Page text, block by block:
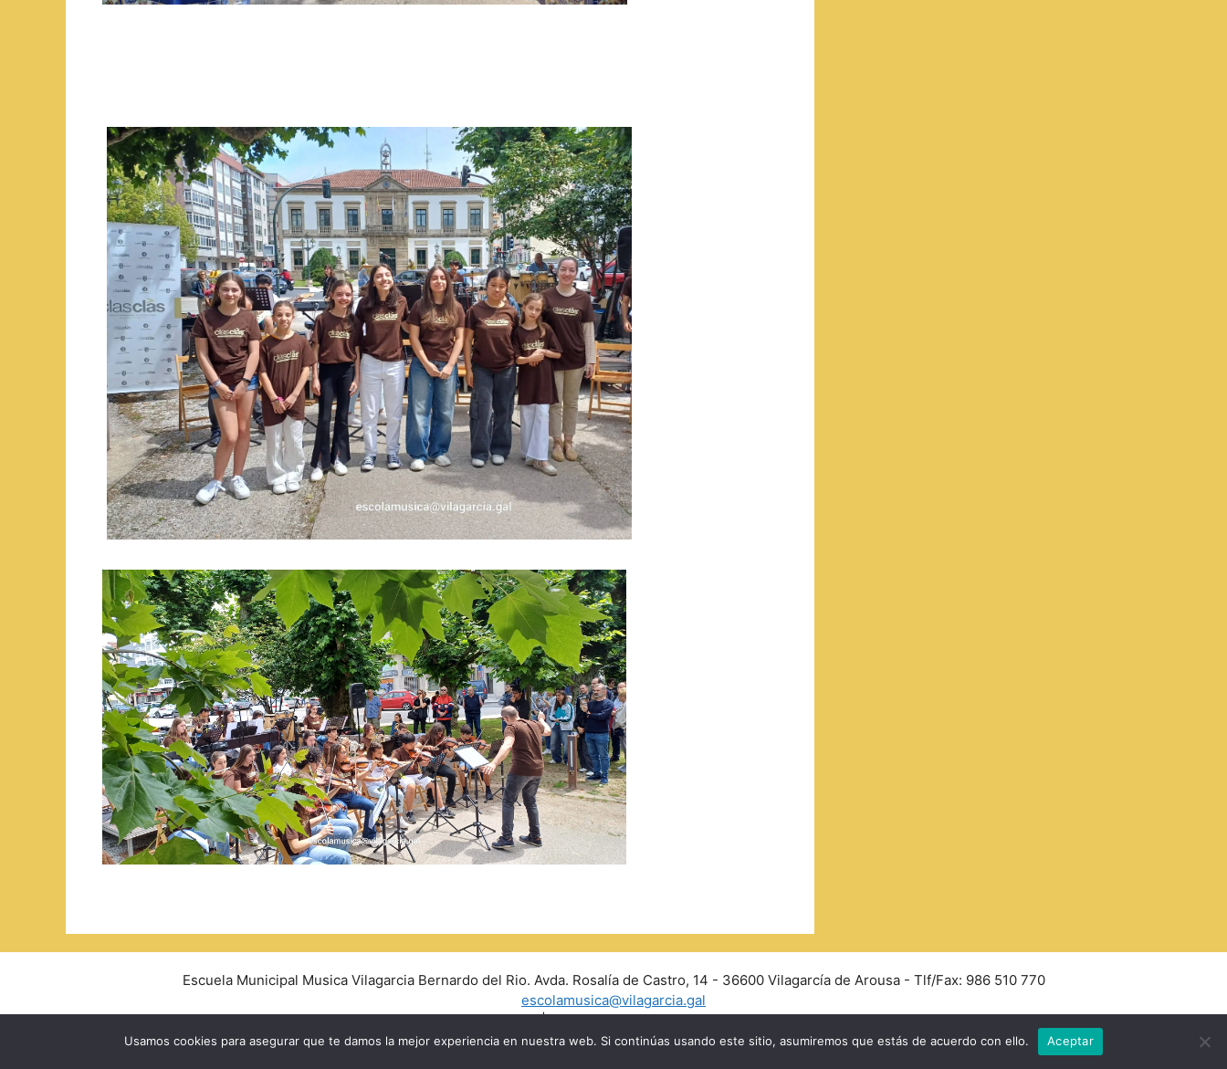
Escuela Municipal Musica Vilagarcia Bernardo del Rio. Avda. Rosalía de Castro, 14 - 36600 Vilagarcía de Arousa - Tlf/Fax: 986 510 770
escolamusica@vilagarcia.gal
Aviso Legal|Políticas de privacidad y Cookies
Usamos cookies para asegurar que te damos la mejor experiencia en nuestra web. Si continúas usando este sitio, asumiremos que estás de acuerdo con ello. Aceptar